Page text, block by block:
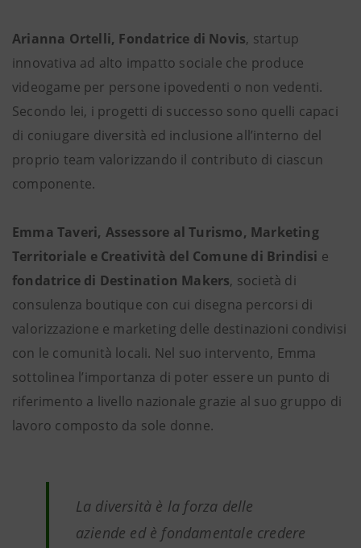
Arianna Ortelli, Fondatrice di Novis, startup
innovativa ad alto impatto sociale che produce
videogame per persone ipovedenti o non vedenti.
Secondo lei, i progetti di successo sono quelli capaci
di coniugare diversità ed inclusione all’interno del
proprio team valorizzando il contributo di ciascun
componente.
Emma Taveri, Assessore al Turismo, Marketing
Territoriale e Creatività del Comune di Brindisi e
fondatrice di Destination Makers, società di
consulenza boutique con cui disegna percorsi di
valorizzazione e marketing delle destinazioni condivisi
con le comunità locali. Nel suo intervento, Emma
sottolinea l’importanza di poter essere un punto di
riferimento a livello nazionale grazie al suo gruppo di
lavoro composto da sole donne.
La diversità è la forza delle
aziende ed è fondamentale credere